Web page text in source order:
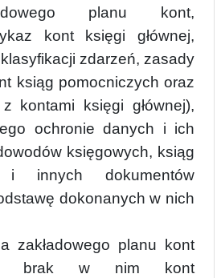
planu kont,
kont księgi głównej,
zdarzeń, zasady
ksiąg pomocniczych oraz
kontami księgi głównej),
ochronie danych i ich
księgowych, ksiąg
i innych dokumentów
dokonanych w nich
zakładowego planu kont
brak w nim kont